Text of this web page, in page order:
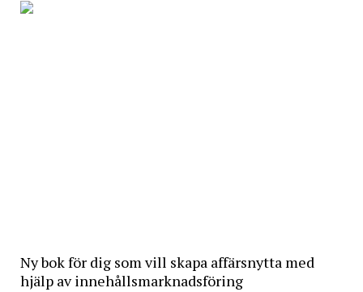
Ny bok för dig som vill skapa affärsnytta med
hjälp av innehållsmarknadsföring